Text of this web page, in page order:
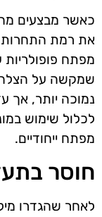
כאשר מבצעים
את רמת התחרות
מפתח פופולריות
שמקשה על
נמוכה יותר, אך
לכלול שימוש
מפתח ייחודיים.
חוסר
לאחר שהגדרו